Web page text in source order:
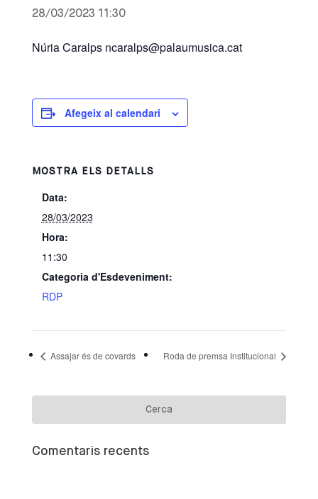
28/03/2023 11:30
Núria Caralps ncaralps@palaumusica.cat
Afegeix al calendari
MOSTRA ELS DETALLS
Data:
28/03/2023
Hora:
11:30
Categoria d'Esdeveniment:
RDP
Assajar és de covards Roda de premsa Institucional
Comentaris recents